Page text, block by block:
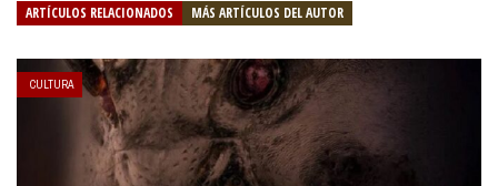
ARTÍCULOS RELACIONADOS MÁS ARTÍCULOS DEL AUTOR
CULTURA